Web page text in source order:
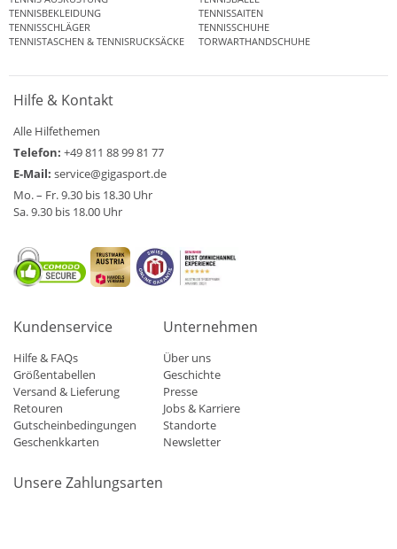
TENNISBEKLEIDUNG
TENNISSAITEN
TENNISSCHLÄGER
TENNISSCHUHE
TENNISTASCHEN & TENNISRUCKSÄCKE
TORWARTHANDSCHUHE
Hilfe & Kontakt
Alle Hilfethemen
Telefon: +49 811 88 99 81 77
E-Mail: service@gigasport.de
Mo. – Fr. 9.30 bis 18.30 Uhr
Sa. 9.30 bis 18.00 Uhr
Kundenservice
Hilfe & FAQs
Größentabellen
Versand & Lieferung
Retouren
Gutscheinbedingungen
Geschenkkarten
Unternehmen
Über uns
Geschichte
Presse
Jobs & Karriere
Standorte
Newsletter
Unsere Zahlungsarten